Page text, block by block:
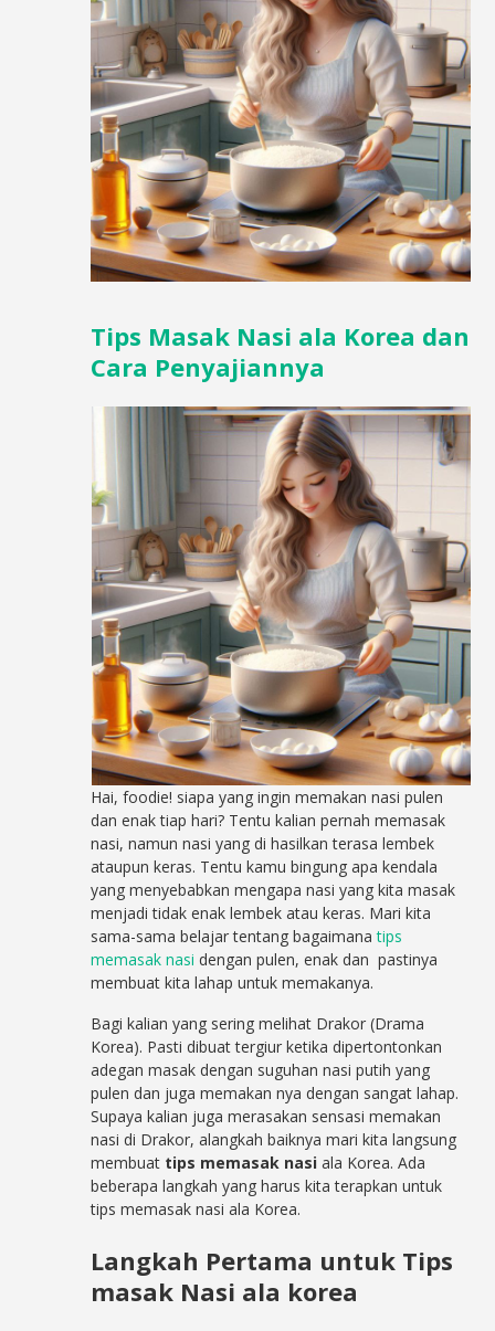
Tips Masak Nasi ala Korea dan
Cara Penyajiannya
Hai, foodie! siapa yang ingin memakan nasi pulen
dan enak tiap hari? Tentu kalian pernah memasak
nasi, namun nasi yang di hasilkan terasa lembek
ataupun keras. Tentu kamu bingung apa kendala
yang menyebabkan mengapa nasi yang kita masak
menjadi tidak enak lembek atau keras. Mari kita
sama-sama belajar tentang bagaimanatips
memasak nasi dengan pulen, enak dan pastinya
membuat kita lahap untuk memakanya.
Bagi kalian yang sering melihat Drakor (Drama
Korea). Pasti dibuat tergiur ketika dipertontonkan
adegan masak dengan suguhan nasi putih yang
pulen dan juga memakan nya dengan sangat lahap.
Supaya kalian juga merasakan sensasi memakan
nasi di Drakor, alangkah baiknya mari kita langsung
membuat tips memasak nasi ala Korea. Ada
beberapa langkah yang harus kita terapkan untuk
tips memasak nasi ala Korea.
Langkah Pertama untuk Tips
masak Nasi ala korea